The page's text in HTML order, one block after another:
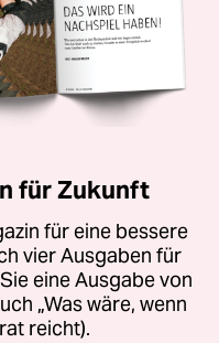
für Zukunft
für eine bessere
vier Ausgaben für
eine Ausgabe von
„Was wäre, wenn
reicht).